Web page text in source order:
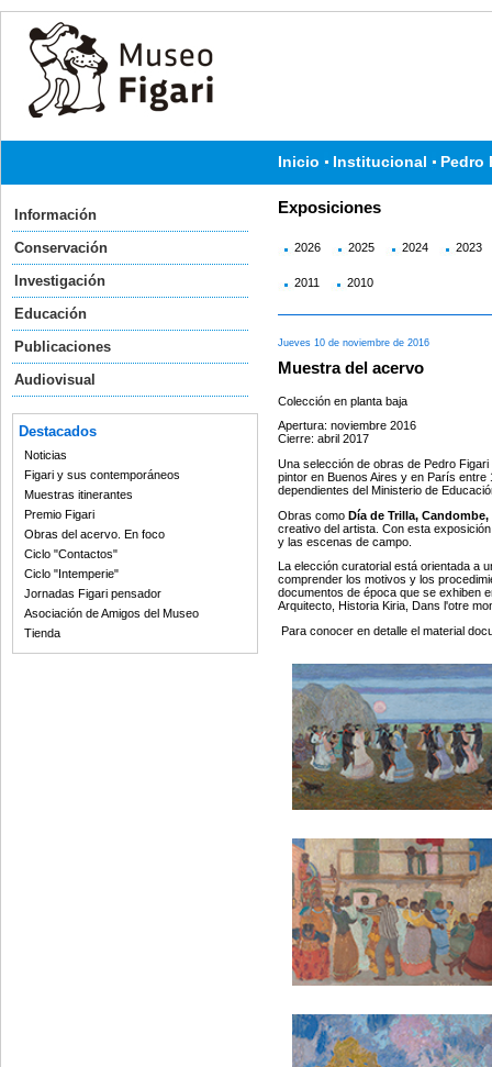
Inicio Institucional Pedro
Información
Conservación
Investigación
Educación
Publicaciones
Audiovisual
Destacados
Noticias
Figari y sus contemporáneos
Muestras itinerantes
Premio Figari
Obras del acervo. En foco
Ciclo "Contactos"
Ciclo "Intemperie"
Jornadas Figari pensador
Asociación de Amigos del Museo
Tienda
Exposiciones
2026 2025 2024 2023
2011 2010
Jueves 10 de noviembre de 2016
Muestra del acervo
Colección en planta baja
Apertura: noviembre 2016
Cierre: abril 2017
Una selección de obras de Pedro
pintor en Buenos Aires y en París
dependientes del Ministerio de
Obras como Día de Trilla,
creativo del artista. Con esta
y las escenas de campo.
La elección curatorial está orientada
comprender los motivos y los
documentos de época que se exhiben
Arquitecto, Historia Kiria, Dans l'otre
Para conocer en detalle el material